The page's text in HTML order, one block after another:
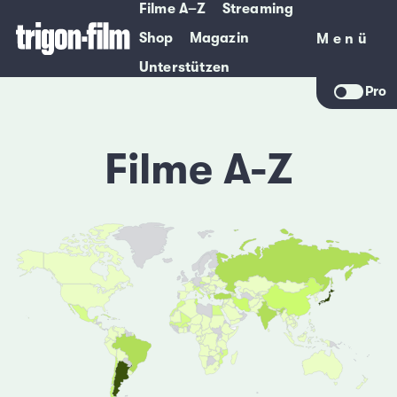
Filme A–Z
Streaming
Shop
Magazin
Unterstützen
Menü
Menü
Pro
Filme A-Z